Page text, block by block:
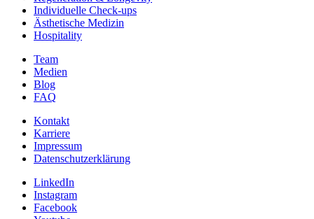
Individuelle Check-ups
Ästhetische Medizin
Hospitality
Team
Medien
Blog
FAQ
Kontakt
Karriere
Impressum
Datenschutzerklärung
LinkedIn
Instagram
Facebook